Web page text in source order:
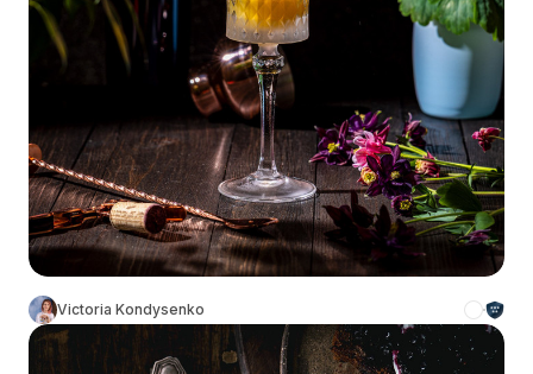
Victoria Kondysenko